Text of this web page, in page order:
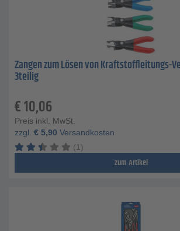
Zangen zum Lösen von Kraftstoffleitungs-
3teilig
€10,06
Preis inkl. MwSt.
zzgl. € 5,90 Versandkosten
(1)
zum Artikel